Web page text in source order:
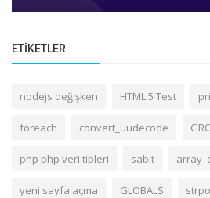
ETIKETLER
nodejs değişken HTML 5 Test
foreach convert_uudecode
php php veri tipleri sabit
yeni sayfa açma GLOBALS